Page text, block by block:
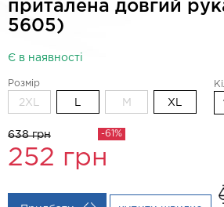
приталена довгий
5605)
Є в наявності
Розмір
2XL M XL
638 грн
252 грн
-61%